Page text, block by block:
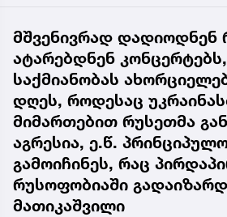
მშვენივრად დადიოდნენ
ატარებდნენ
საქმიანობას
დღეს, როდესაც
მიმართებით რუსეთმა
აგრესია, ე.წ.
გამოიჩინეს, რაც
რუსოფობიაში
მათიკაშვილი